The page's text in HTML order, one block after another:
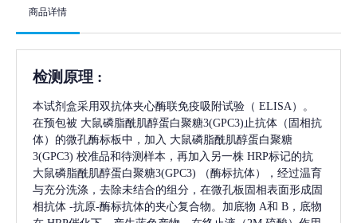
商品详情
检测原理 :
本试剂盒采用双抗体夹心酶联免疫吸附试验（ ELISA）。
在预包被 大鼠磷脂酰肌醇蛋白聚糖3(GPC3) 止抗体（固相抗
体）的微孔酶标板中，加入 大鼠磷脂酰肌醇蛋白聚糖
3(GPC3) 校准品和待测样本，再加入另一株 HRP标记的抗
大鼠磷脂酰肌醇蛋白聚糖3(GPC3)
（酶标抗体），经过温育
与充分洗涤，去除未结合的组分，在微孔板固相表面形成固
相抗体 -抗原-酶标抗体的夹心复合物。加底物 A和 B，底物